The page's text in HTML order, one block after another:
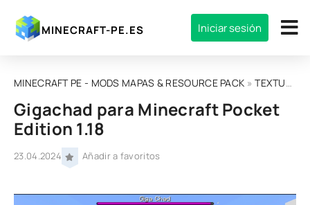
MINECRAFT-PE.ES Iniciar sesión
MINECRAFT PE - MODS MAPAS & RESOURCE PACK »TEXTURAS
Gigachad para Minecraft Pocket
Edition 1.18
23.04.2024 Añadir a favoritos